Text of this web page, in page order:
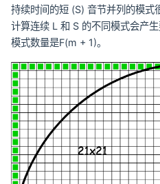
持续时间的短 (S) 音节并列的模式
计算连续 L 和 S 的不同模式会产
模式数量是F(m + 1)。